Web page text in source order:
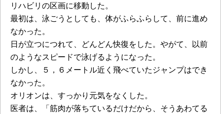
リハビリの区画に移動した。
最初は、泳ごうとしても、体がふらふらして、前に進め
なかった。
日が立つにつれて、どんどん快復をした。やがて、以前
のようなスピードで泳げるようになった。
しかし、５，６メートル近く飛べていたジャンプはでき
なかった。
オリオンは、すっかり元気をなくした。
医者は、「筋肉が落ちているだけだから、そうあわてる